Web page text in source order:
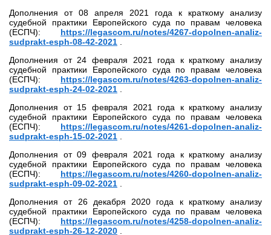
Дополнения от 08 апреля 2021 года к краткому анализу
судебной практики Европейского суда по правам человека
(ЕСПЧ): https://legascom.ru/notes/4267-dopolnen-analiz-
sudprakt-esph-08-42-2021
Дополнения от 24 февраля 2021 года к краткому анализу
судебной практики Европейского суда по правам человека
(ЕСПЧ): https://legascom.ru/notes/4263-dopolnen-analiz-
sudprakt-esph-24-02-2021
Дополнения от 15 февраля 2021 года к краткому анализу
судебной практики Европейского суда по правам человека
(ЕСПЧ): https://legascom.ru/notes/4261-dopolnen-analiz-
sudprakt-esph-15-02-2021
Дополнения от 09 февраля 2021 года к краткому анализу
судебной практики Европейского суда по правам человека
(ЕСПЧ): https://legascom.ru/notes/4260-dopolnen-analiz-
sudprakt-esph-09-02-2021
Дополнения от 26 декабря 2020 года к краткому анализу
судебной практики Европейского суда по правам человека
(ЕСПЧ): https://legascom.ru/notes/4258-dopolnen-analiz-
sudprakt-esph-26-12-2020